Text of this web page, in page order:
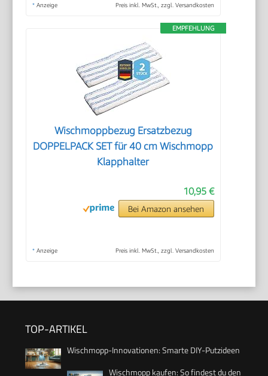
* Anzeige Preis inkl. MwSt., zzgl. Versandkosten
EMPFEHLUNG
Wischmoppbezug Ersatzbezug
DOPPELPACK SET für 40 cm Wischmopp
Klapphalter
10,95 €
Bei Amazon ansehen
* Anzeige Preis inkl. MwSt., zzgl. Versandkosten
TOP-ARTIKEL
Wischmopp-Innovationen: Smarte DIY-Putzideen
Wischmopp kaufen: So findest du den